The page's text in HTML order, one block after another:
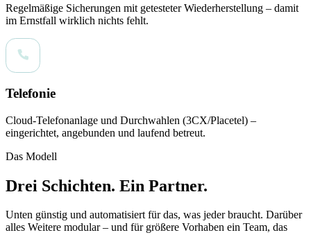
Regelmäßige Sicherungen mit getesteter Wiederherstellung – damit
im Ernstfall wirklich nichts fehlt.
Telefonie
Cloud-Telefonanlage und Durchwahlen (3CX/Placetel) –
eingerichtet, angebunden und laufend betreut.
Das Modell
Drei Schichten. Ein Partner.
Unten günstig und automatisiert für das, was jeder braucht. Darüber
alles Weitere modular – und für größere Vorhaben ein Team, das